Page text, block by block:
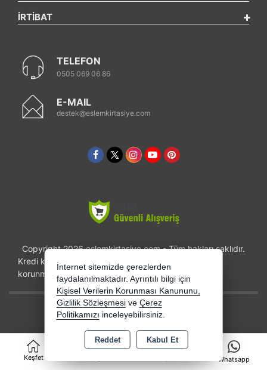
Keşfet
0
Whatsapp
İRTİBAT
TELEFON
0505 069 06 86
E-MAIL
destek@eslemkirtasiye.com
Copyright 2026 eslemkirtasiye.com - Tüm hakları saklıdır.
Kredi kartı bilgileriniz 256bit SSL sertifikası ile
korunmaktadır.
Bu site AKINSOFT E-Ticaret ile hazırlanmıştır.
İnternet sitemizde çerezlerden
faydalanılmaktadır. Ayrıntılı bilgi için
Kişisel Verilerin Korunması Kanununu,
Gizlilik Sözleşmesi ve Çerez
Politikamızı inceleyebilirsiniz.
Reddet Kabul Et